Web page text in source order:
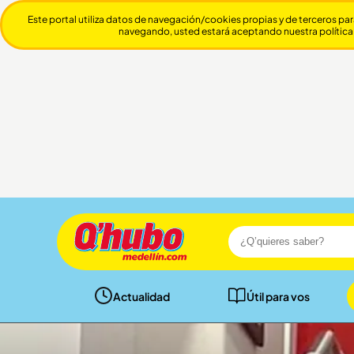
Actualidad Útil para vos
Este portal utiliza datos de navegación/cookies propias y de terceros
navegando, usted estará aceptando nuestra